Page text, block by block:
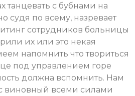
танцевать с бубнами на
судя по всему, назревает
сотрудников больницы
их или это некая
напомнить что твориться
под управлением горе
должна вспомнить. Нам
виновный всеми силами